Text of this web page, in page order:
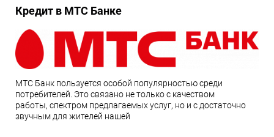
Кредит в МТС Банке
МТС Банк пользуется особой популярностью среди
потребителей. Это связано не только с качеством
работы, спектром предлагаемых услуг, но и с достаточно
звучным для жителей нашей